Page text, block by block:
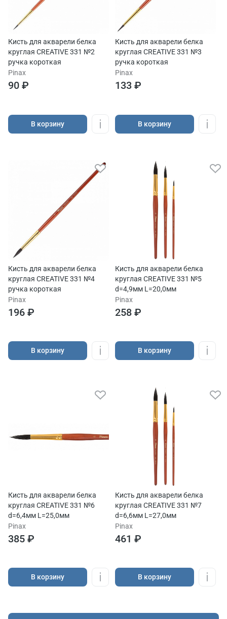
Кисть для акварели белка
круглая CREATIVE 331 №2
ручка короткая
Pinax
90 ₽
В корзину
Кисть для акварели белка
круглая CREATIVE 331 №3
ручка короткая
Pinax
133 ₽
В корзину
Кисть для акварели белка
круглая CREATIVE 331 №4
ручка короткая
Pinax
196 ₽
В корзину
Кисть для акварели белка
круглая CREATIVE 331 №5
d=4,9мм L=20,0мм
Pinax
258 ₽
В корзину
Кисть для акварели белка
круглая CREATIVE 331 №6
d=6,4мм L=25,0мм
Pinax
385 ₽
В корзину
Кисть для акварели белка
круглая CREATIVE 331 №7
d=6,6мм L=27,0мм
Pinax
461 ₽
В корзину